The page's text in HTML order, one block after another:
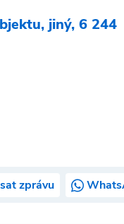
jiný, 6 244
zprávu